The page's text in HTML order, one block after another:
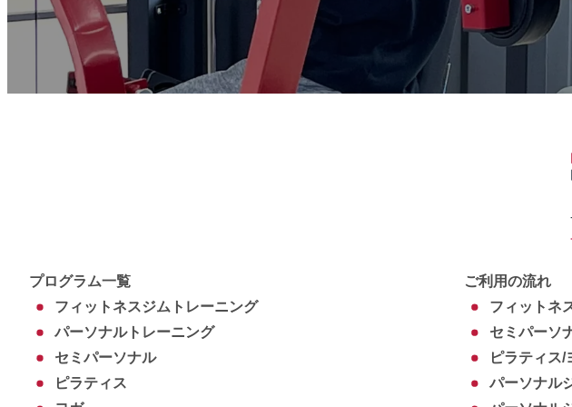
プログラム一覧
フィットネスジムトレーニング
パーソナルトレーニング
セミパーソナル
ピラティス
ご利用の流れ
フィットネ
セミパーソ
ピラティス/
パーソナル